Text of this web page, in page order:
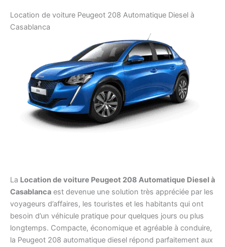
Location de voiture Peugeot 208 Automatique Diesel à
Casablanca
La Location de voiture Peugeot 208 Automatique Diesel à
Casablanca est devenue une solution très appréciée par les
voyageurs d’affaires, les touristes et les habitants qui ont
besoin d’un véhicule pratique pour quelques jours ou plus
longtemps. Compacte, économique et agréable à conduire,
la Peugeot 208 automatique diesel répond parfaitement aux